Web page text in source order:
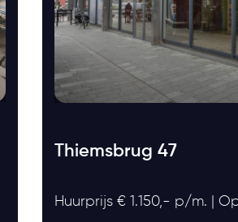
Thiemsbrug 47
Huurprijs € 1.150,- p/m. |